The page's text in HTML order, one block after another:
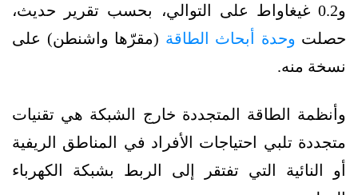
و0.2 غيغاواط على التوالي، بحسب تقرير حديث،
حصلت وحدة أبحاث الطاقة (مقرّها واشنطن) على
نسخة منه.
وأنظمة الطاقة المتجددة خارج الشبكة هي تقنيات
متجددة تلبي احتياجات الأفراد في المناطق الريفية
أو النائية التي تفتقر إلى الربط بشبكة الكهرباء